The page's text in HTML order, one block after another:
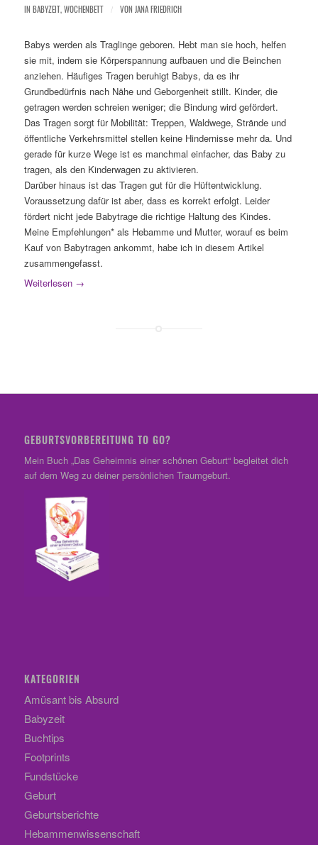
IN BABYZEIT,WOCHENBETT / VON JANA FRIEDRICH
Babys werden als Traglinge geboren. Hebt man sie hoch, helfen
sie mit, indem sie Körperspannung aufbauen und die Beinchen
anziehen. Häufiges Tragen beruhigt Babys, da es ihr
Grundbedürfnis nach Nähe und Geborgenheit stillt. Kinder, die
getragen werden schreien weniger; die Bindung wird gefördert.
Das Tragen sorgt für Mobilität: Treppen, Waldwege, Strände und
öffentliche Verkehrsmittel stellen keine Hindernisse mehr da. Und
gerade für kurze Wege ist es manchmal einfacher, das Baby zu
tragen, als den Kinderwagen zu aktivieren.
Darüber hinaus ist das Tragen gut für die Hüftentwicklung.
Voraussetzung dafür ist aber, dass es korrekt erfolgt. Leider
fördert nicht jede Babytrage die richtige Haltung des Kindes.
Meine Empfehlungen* als Hebamme und Mutter, worauf es beim
Kauf von Babytragen ankommt, habe ich in diesem Artikel
zusammengefasst.
Weiterlesen→
GEBURTSVORBEREITUNG TO GO?
Mein Buch „Das Geheimnis einer schönen Geburt“ begleitet dich
auf dem Weg zu deiner persönlichen Traumgeburt.
KATEGORIEN
Amüsant bis Absurd
Babyzeit
Buchtips
Footprints
Fundstücke
Geburt
Geburtsberichte
Hebammenwissenschaft